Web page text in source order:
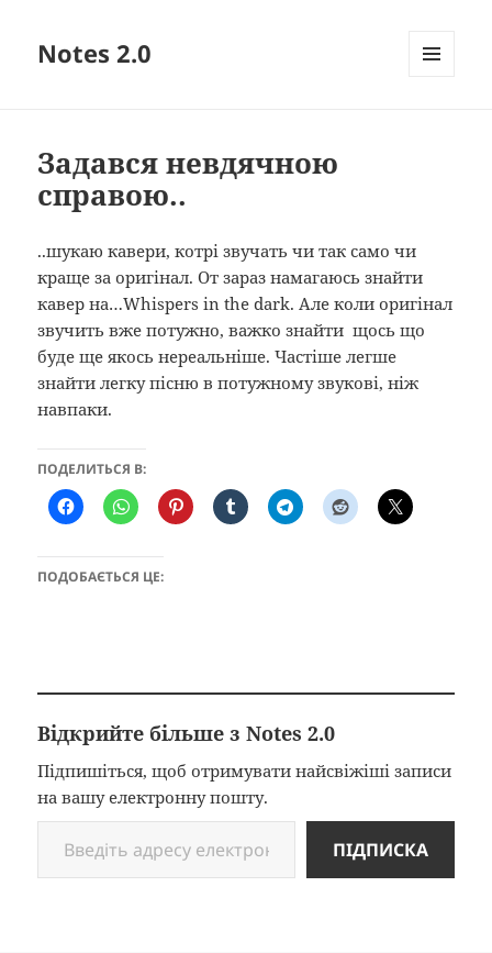
Notes 2.0
Задався невдячною
справою..
..шукаю кавери, котрі звучать чи так само чи
краще за оригінал. От зараз намагаюсь знайти
кавер на…Whispers in the dark. Але коли оригінал
звучить вже потужно, важко знайти щось що
буде ще якось нереальніше. Частіше легше
знайти легку пісню в потужному звукові, ніж
навпаки.
ПОДЕЛИТЬСЯ В:
ПОДОБАЄТЬСЯ ЦЕ:
Відкрийте більше з Notes 2.0
Підпишіться, щоб отримувати найсвіжіші записи
на вашу електронну пошту.
Введіть адресу електронної пошти…
ПІДПИСКА